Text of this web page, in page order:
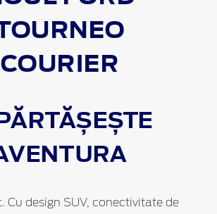
COURIER
Cu design SUV, conectivitate de